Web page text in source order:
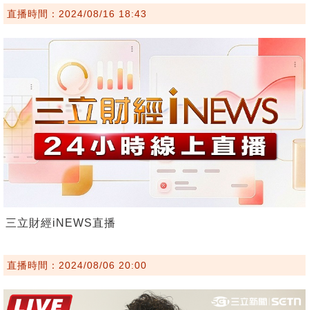
直播時間：2024/08/16 18:43
三立財經iNEWS直播
直播時間：2024/08/06 20:00